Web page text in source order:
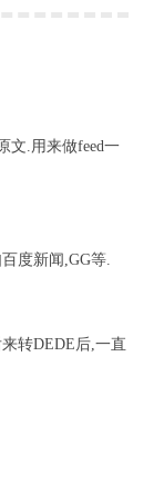
文.用来做feed一
度新闻,GG等.
转DEDE后,一直